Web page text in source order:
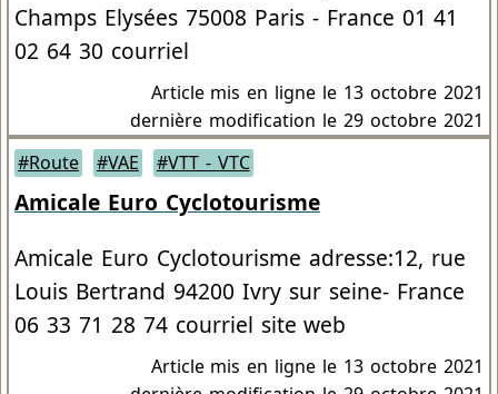
Champs Elysées 75008 Paris - France 01 41
02 64 30 courriel
Article mis en ligne le 13 octobre 2021
dernière modification le 29 octobre 2021
#Route
#VAE #VTT - VTC
Amicale Euro Cyclotourisme
Amicale Euro Cyclotourisme adresse:12, rue
Louis Bertrand 94200 Ivry sur seine- France
06 33 71 28 74 courriel site web
Article mis en ligne le 13 octobre 2021